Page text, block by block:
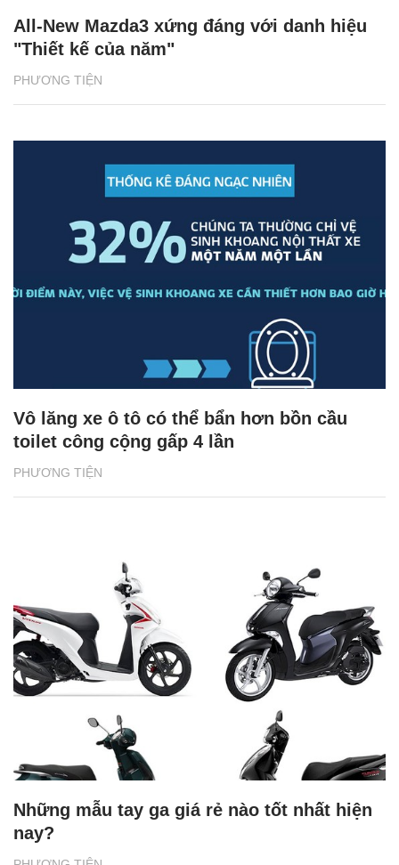
PHƯƠNG TIỆN
All-New Mazda3 xứng đáng với danh hiệu
"Thiết kế của năm"
PHƯƠNG TIỆN
Vô lăng xe ô tô có thể bẩn hơn bồn cầu
toilet công cộng gấp 4 lần
Những mẫu tay ga giá rẻ nào tốt nhất hiện
nay?